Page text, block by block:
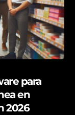
para
en
2026